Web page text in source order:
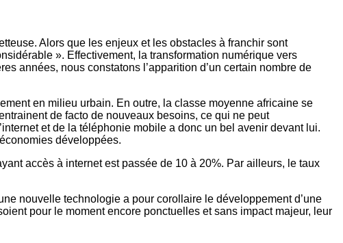
Alors que les enjeux et les obstacles à franchir sont
». Effectivement, la transformation numérique vers
années, nous constatons l’apparition d’un certain nombre de
en milieu urbain. En outre, la classe moyenne africaine se
de facto de nouveaux besoins, ce qui ne peut
et de la téléphonie mobile a donc un bel avenir devant lui.
développées.
accès à internet est passée de 10 à 20%. Par ailleurs, le taux
nouvelle technologie a pour corollaire le développement d’une
pour le moment encore ponctuelles et sans impact majeur, leur